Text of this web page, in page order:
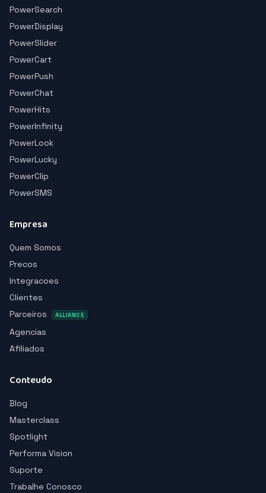
PowerSearch
PowerDisplay
PowerSlider
PowerCart
PowerPush
PowerChat
PowerHits
PowerInfinity
PowerLook
PowerLucky
PowerClip
PowerSMS
Empresa
Quem Somos
Precos
Integracoes
Clientes
Parceiros
ALLIANCE
Agencias
Afiliados
Conteudo
Blog
Masterclass
Spotlight
Performa Vision
Suporte
Trabalhe Conosco